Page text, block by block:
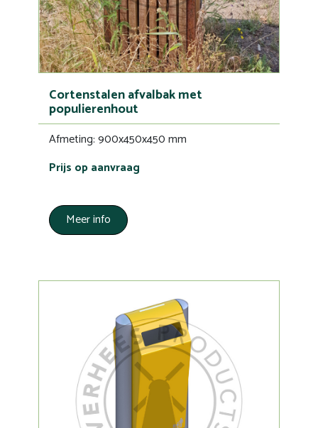
Cortenstalen afvalbak met
populierenhout
Afmeting: 900x450x450 mm
Prijs op aanvraag
Meer info